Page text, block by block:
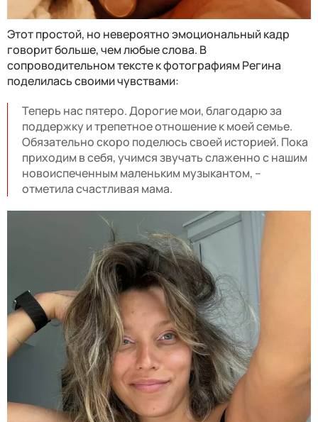
Этот простой, но невероятно эмоциональный кадр
говорит больше, чем любые слова. В
сопроводительном тексте к фотографиям Регина
поделилась своими чувствами:
Теперь нас пятеро. Дорогие мои, благодарю за
поддержку и трепетное отношение к моей семье.
Обязательно скоро поделюсь своей историей. Пока
приходим в себя, учимся звучать слаженно с нашим
новоиспеченным маленьким музыкантом, –
отметила счастливая мама.